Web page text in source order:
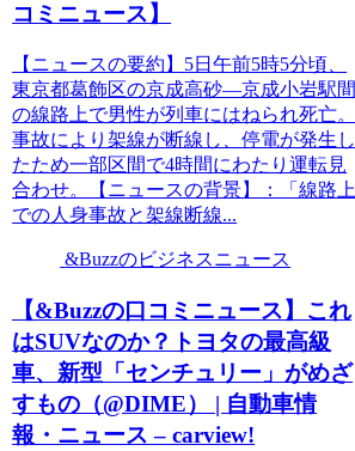
コミニュース】
【ニュースの要約】5日午前5時5分頃、
東京都葛飾区の京成高砂―京成小岩駅間
の線路上で男性が列車にはねられ死亡。
事故により架線が断線し、停電が発生し
たため一部区間で4時間にわたり運転見
合わせ。【ニュースの背景】：「線路上
での人身事故と架線断線...
&Buzzのビジネスニュース
【&Buzzの口コミニュース】これ
はSUVなのか？トヨタの最高級
車、新型「センチュリー」がめざ
すもの（@DIME） | 自動車情
報・ニュース – carview!